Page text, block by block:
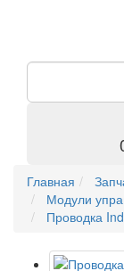
Главная
Модули
Проводка